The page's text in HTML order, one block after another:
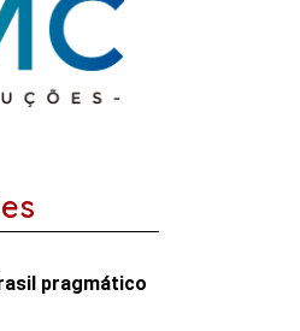
pragmático